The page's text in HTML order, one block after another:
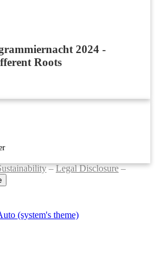
2024 -
Roots
–Legal Disclosure–
(system's theme)